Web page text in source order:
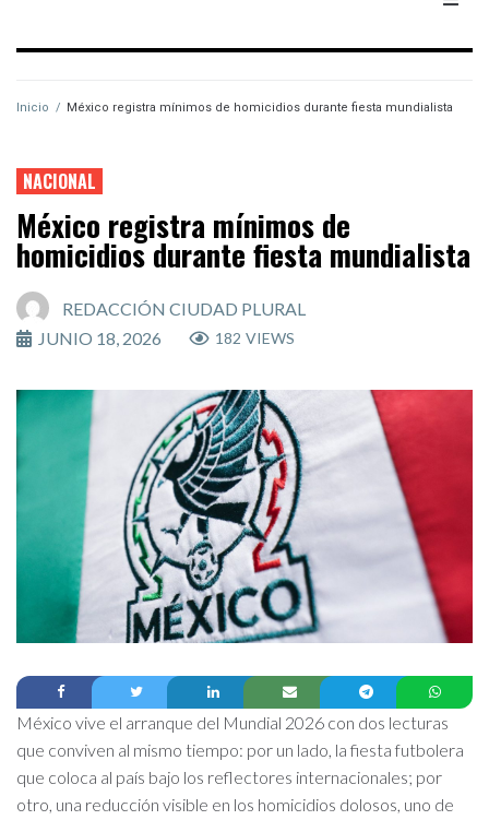
Inicio / México registra mínimos de homicidios durante fiesta mundialista
NACIONAL
México registra mínimos de
homicidios durante fiesta mundialista
REDACCIÓN CIUDAD PLURAL
JUNIO 18, 2026
182 VIEWS
México vive el arranque del Mundial 2026 con dos lecturas
que conviven al mismo tiempo: por un lado, la fiesta futbolera
que coloca al país bajo los reflectores internacionales; por
otro, una reducción visible en los homicidios dolosos, uno de